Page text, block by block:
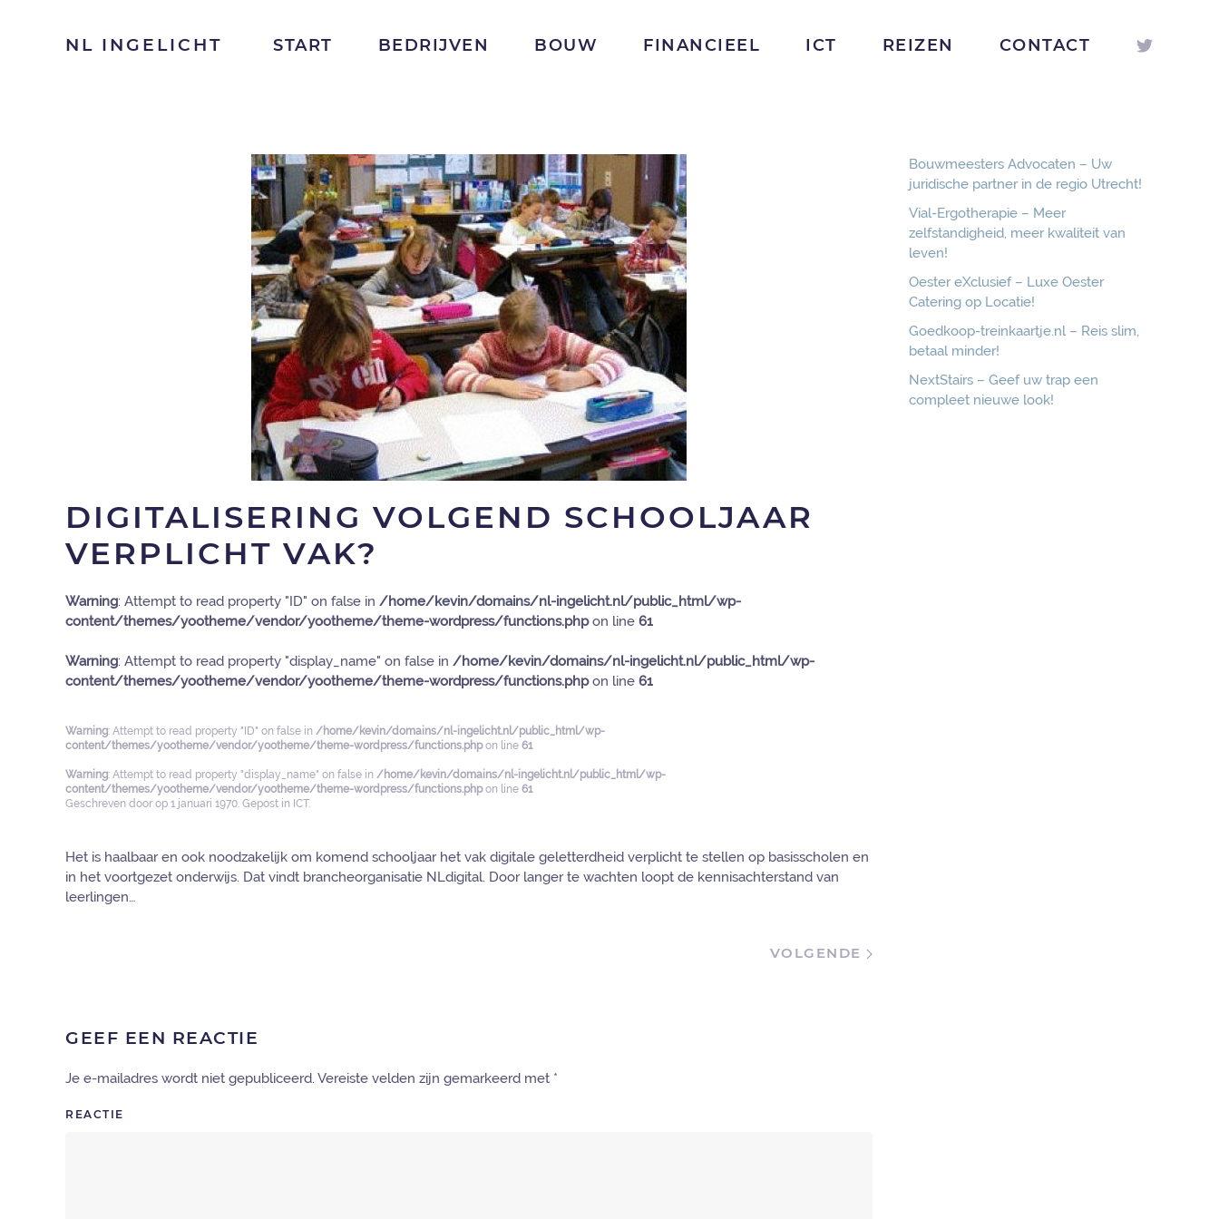
NL INGELICHT START BEDRIJVEN BOUW FINANCIEEL ICT REIZEN CONTACT
DIGITALISERING VOLGEND SCHOOLJAAR
VERPLICHT VAK?
Warning: Attempt to read property "ID" on false in /home/kevin/domains/nl-ingelicht.nl/public_html/wp-
content/themes/yootheme/vendor/yootheme/theme-wordpress/functions.phpon line 61
Warning: Attempt to read property "display_name" on false in /home/kevin/domains/nl-ingelicht.nl/public_html/wp-
content/themes/yootheme/vendor/yootheme/theme-wordpress/functions.phpon line 61
Warning: Attempt to read property "ID" on false in /home/kevin/domains/nl-ingelicht.nl/public_html/wp-
content/themes/yootheme/vendor/yootheme/theme-wordpress/functions.phpon line 61
Warning: Attempt to read property "display_name" on false in /home/kevin/domains/nl-ingelicht.nl/public_html/wp-
content/themes/yootheme/vendor/yootheme/theme-wordpress/functions.phpon line 61
Geschreven door op 1 januari 1970. Gepost in ICT.
Het is haalbaar en ook noodzakelijk om komend schooljaar het vak digitale geletterdheid verplicht te stellen op basisscholen en
in het voortgezet onderwijs. Dat vindt brancheorganisatie NLdigital. Door langer te wachten loopt de kennisachterstand van
leerlingen…
VOLGENDE
GEEF EEN REACTIE
Je e-mailadres wordt niet gepubliceerd. Vereiste velden zijn gemarkeerd met *
REACTIE
Bouwmeesters Advocaten – Uw
juridische partner in de regio Utrecht!
Vial-Ergotherapie – Meer
zelfstandigheid, meer kwaliteit van
leven!
Oester eXclusief – Luxe Oester
Catering op Locatie!
Goedkoop-treinkaartje.nl – Reis slim,
betaal minder!
NextStairs – Geef uw trap een
compleet nieuwe look!